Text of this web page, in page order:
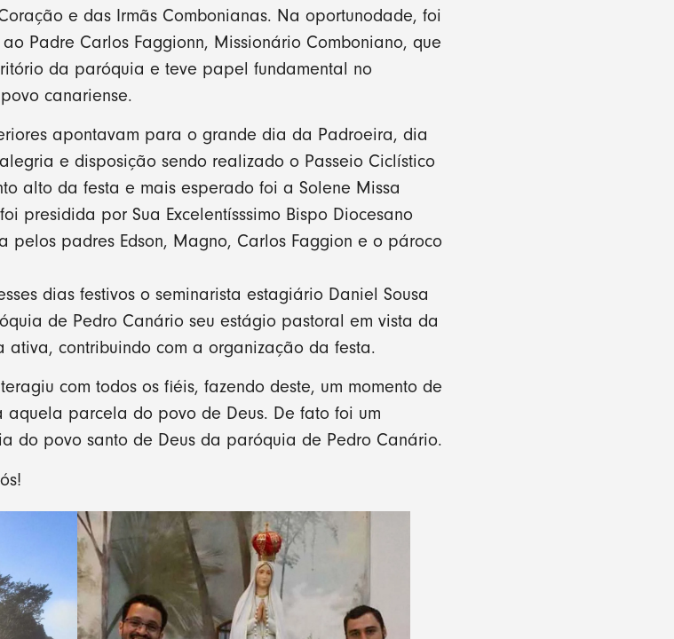
e das Irmãs Combonianas. Na oportunodade, foi
Padre Carlos Faggionn, Missionário Comboniano, que
da paróquia e teve papel fundamental no
canariense.
apontavam para o grande dia da Padroeira, dia
e disposição sendo realizado o Passeio Ciclístico
alto da festa e mais esperado foi a Solene Missa
presidida por Sua Excelentísssimo Bispo Diocesano
pelos padres Edson, Magno, Carlos Faggion e o pároco
dias festivos o seminarista estagiário Daniel Sousa
de Pedro Canário seu estágio pastoral em vista da
ativa, contribuindo com a organização da festa.
com todos os fiéis, fazendo deste, um momento de
parcela do povo de Deus. De fato foi um
do povo santo de Deus da paróquia de Pedro Canário.